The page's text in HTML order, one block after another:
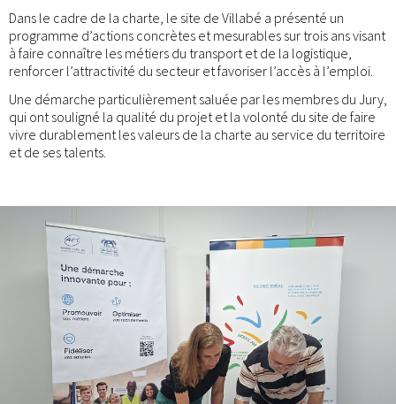
Dans le cadre de la charte, le site de Villabé a présenté un
programme d’actions concrètes et mesurables sur trois ans visant
à faire connaître les métiers du transport et de la logistique,
renforcer l’attractivité du secteur et favoriser l’accès à l’emploi.
Une démarche particulièrement saluée par les membres du Jury,
qui ont souligné la qualité du projet et la volonté du site de faire
vivre durablement les valeurs de la charte au service du territoire
et de ses talents.